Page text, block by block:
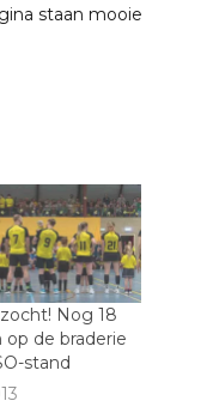
staan mooie
Nog 18
op de braderie
stand